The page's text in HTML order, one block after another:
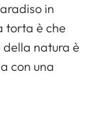
in
torta è che
natura è
con una